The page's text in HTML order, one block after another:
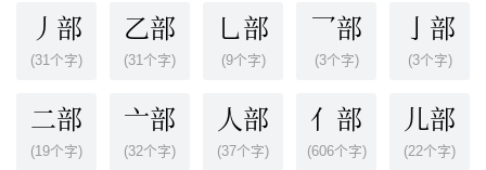
丿部
(31个字)
乙部
(31个字)
乚部
(9个字)
乛部
(3个字)
亅部
(3个字)
二部
(19个字)
亠部
(32个字)
人部
(37个字)
亻部
(606个字)
儿部
(22个字)